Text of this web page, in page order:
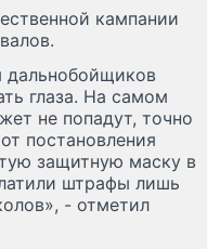
кампании
дальнобойщиков
глаза. На самом
не попадут, точно
постановления
защитную маску в
штрафы лишь
- отметил